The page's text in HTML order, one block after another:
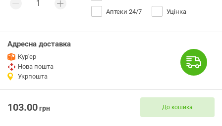
Аптеки 24/7 Уцінка
Адресна доставка
Кур'єр
Нова пошта
Укрпошта
103.00грн До кошика